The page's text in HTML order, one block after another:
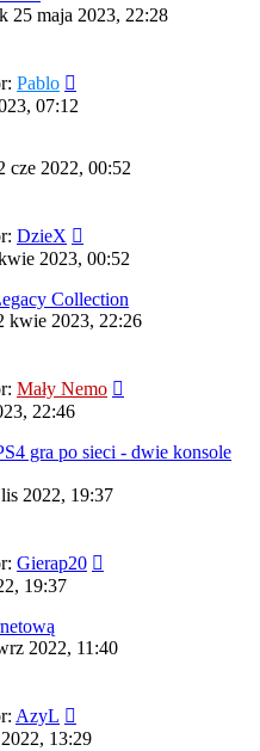
25 maja 2023, 22:28
Pablo
07:12
cze 2022, 00:52
DzieX
2023, 00:52
Collection
kwie 2023, 22:26
Mały Nemo
22:46
gra po sieci - dwie konsole
2022, 19:37
Gierap20
19:37
2022, 11:40
AzyL
13:29